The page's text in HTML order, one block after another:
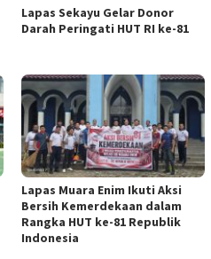
Lapas Sekayu Gelar Donor
Darah Peringati HUT RI ke-81
Lapas Muara Enim Ikuti Aksi
Bersih Kemerdekaan dalam
Rangka HUT ke-81 Republik
Indonesia